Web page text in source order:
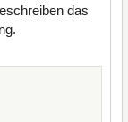
das